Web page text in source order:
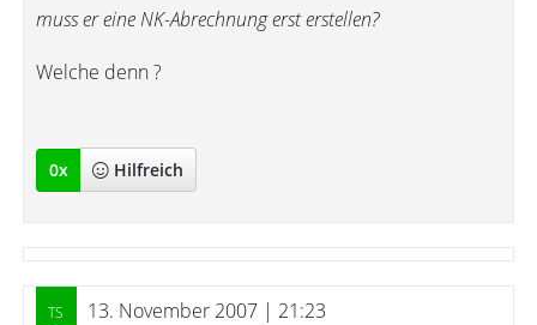
muss er eine NK-Abrechnung erst erstellen?
Welche denn ?
0x Hilfreich
13. November 2007 | 21:23